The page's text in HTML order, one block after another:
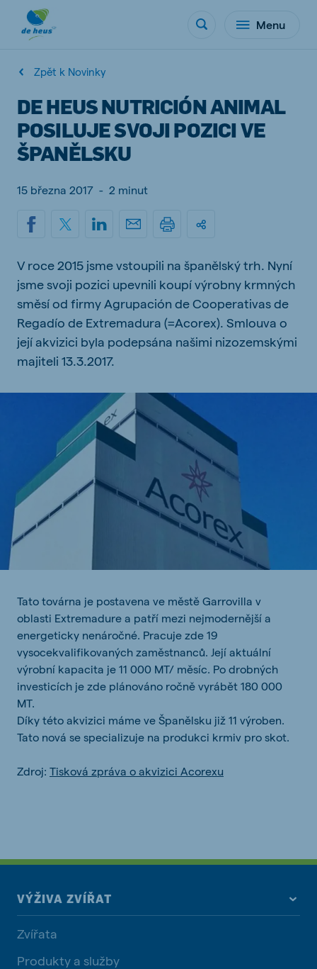
Menu
Zpět k Novinky
DE HEUS NUTRICIÓN ANIMAL
POSILUJE SVOJI POZICI VE
ŠPANĚLSKU
15 března 2017 - 2 minut
V roce 2015 jsme vstoupili na španělský trh. Nyní
jsme svoji pozici upevnili koupí výrobny krmných
směsí od firmy Agrupación de Cooperativas de
Regadío de Extremadura (=Acorex). Smlouva o
její akvizici byla podepsána našimi nizozemskými
majiteli 13.3.2017.
Tato továrna je postavena ve městě Garrovilla v
oblasti Extremadure a patří mezi nejmodernější a
energeticky nenáročné. Pracuje zde 19
vysocekvalifikovaných zaměstnanců. Její aktuální
výrobní kapacita je 11 000 MT/ měsíc. Po drobných
investicích je zde plánováno ročně vyrábět 180 000
MT.
Díky této akvizici máme ve Španělsku již 11 výroben.
Tato nová se specializuje na produkci krmiv pro skot.
Zdroj: Tisková zpráva o akvizici Acorexu
VÝŽIVA ZVÍŘAT
Zvířata
Produkty a služby